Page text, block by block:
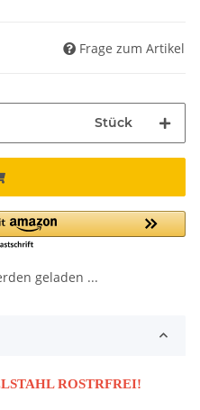
Frage zum Artikel
Stück
geladen ...
ROSTRFREI!